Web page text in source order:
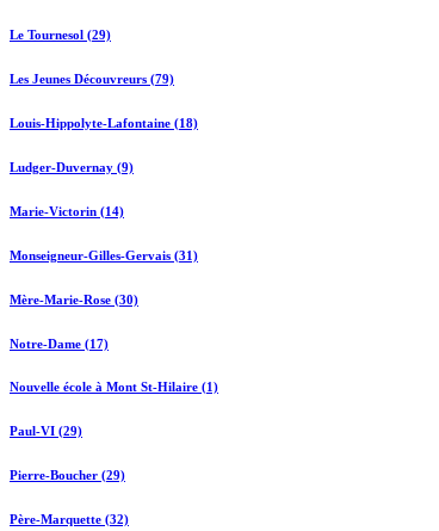
Le Tournesol (29)
Les Jeunes Découvreurs (79)
Louis-Hippolyte-Lafontaine (18)
Ludger-Duvernay (9)
Marie-Victorin (14)
Monseigneur-Gilles-Gervais (31)
Mère-Marie-Rose (30)
Notre-Dame (17)
Nouvelle école à Mont St-Hilaire (1)
Paul-VI (29)
Pierre-Boucher (29)
Père-Marquette (32)